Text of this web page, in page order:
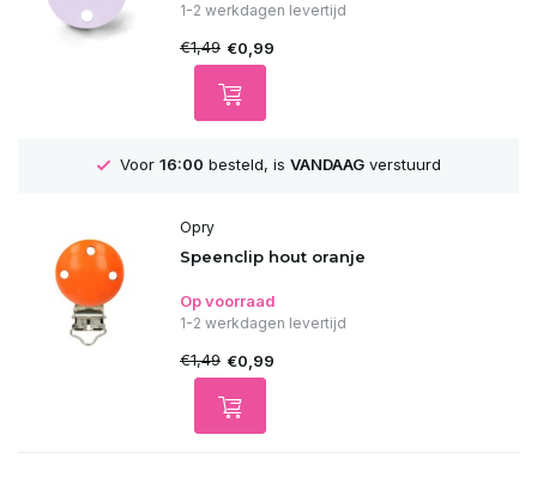
1-2 werkdagen levertijd
€1,49 €0,99
Voor 16:00 besteld, is VANDAAGverstuurd
Opry
Speenclip hout oranje
Op voorraad
1-2 werkdagen levertijd
€1,49 €0,99